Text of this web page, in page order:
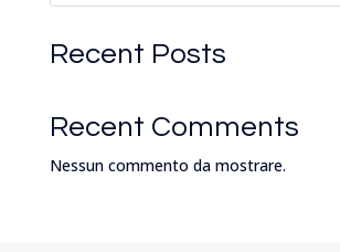
Recent Posts
Recent Comments
Nessun commento da mostrare.